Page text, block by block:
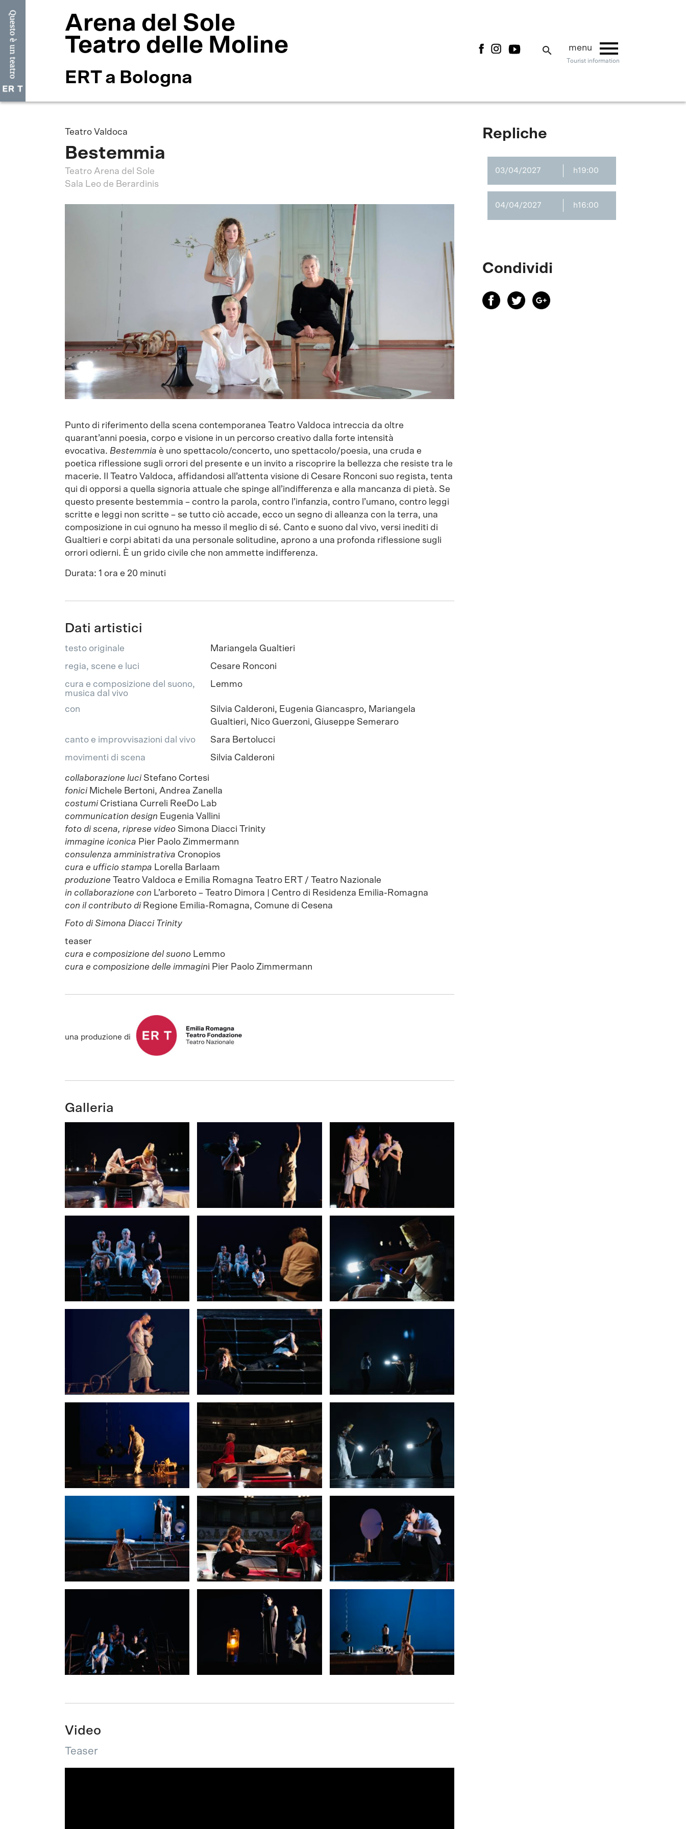
Arena del Sole
Teatro delle Moline
ERT a Bologna
search menu menu
Tourist information
Teatro Valdoca
Bestemmia
Teatro Arena del Sole
Sala Leo de Berardinis
Punto di riferimento della scena contemporanea Teatro Valdoca intreccia da oltre
quarant’anni poesia, corpo e visione in un percorso creativo dalla forte intensità
evocativa. Bestemmia è uno spettacolo/concerto, uno spettacolo/poesia, una cruda e
poetica riflessione sugli orrori del presente e un invito a riscoprire la bellezza che resiste tra le
macerie. Il Teatro Valdoca, affidandosi all’attenta visione di Cesare Ronconi suo regista, tenta
qui di opporsi a quella signoria attuale che spinge all’indifferenza e alla mancanza di pietà. Se
questo presente bestemmia – contro la parola, contro l’infanzia, contro l’umano, contro leggi
scritte e leggi non scritte – se tutto ciò accade, ecco un segno di alleanza con la terra, una
composizione in cui ognuno ha messo il meglio di sé. Canto e suono dal vivo, versi inediti di
Gualtieri e corpi abitati da una personale solitudine, aprono a una profonda riflessione sugli
orrori odierni. È un grido civile che non ammette indifferenza.
Durata: 1 ora e 20 minuti
Dati artistici
testo originale
Mariangela Gualtieri
regia, scene e luci
Cesare Ronconi
cura e composizione del suono,
musica dal vivo
Lemmo
con
Silvia Calderoni, Eugenia Giancaspro, Mariangela
Gualtieri, Nico Guerzoni, Giuseppe Semeraro
canto e improvvisazioni dal vivo
Sara Bertolucci
movimenti di scena
Silvia Calderoni
collaborazione luciStefano Cortesi
foniciMichele Bertoni, Andrea Zanella
costumiCristiana Curreli ReeDo Lab
communication design Eugenia Vallini
foto di scena, riprese video Simona Diacci Trinity
immagine iconica Pier Paolo Zimmermann
consulenza amministrativa Cronopios
cura e ufficio stampa Lorella Barlaam
produzione Teatro Valdoca e Emilia Romagna Teatro ERT / Teatro Nazionale
in collaborazione con L’arboreto – Teatro Dimora | Centro di Residenza Emilia-Romagna
con il contributo diRegione Emilia-Romagna, Comune di Cesena
Foto di Simona Diacci Trinity
teaser
cura e composizione del suono Lemmo
cura e composizione delle immagini Pier Paolo Zimmermann
una produzione di
Galleria
Video
Teaser
Repliche
03/04/2027 h19:00
04/04/2027 h16:00
Condividi